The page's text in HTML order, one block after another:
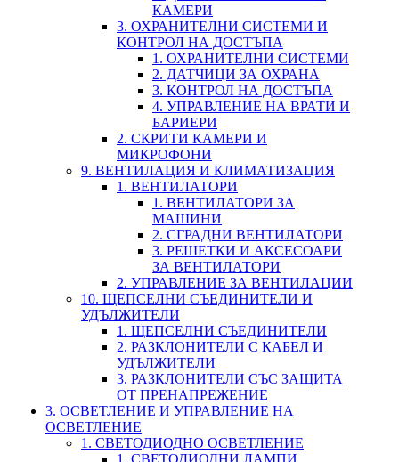
КАМЕРИ
3. ОХРАНИТЕЛНИ СИСТЕМИ И
КОНТРОЛ НА ДОСТЪПА
1. ОХРАНИТЕЛНИ СИСТЕМИ
2. ДАТЧИЦИ ЗА ОХРАНА
3. КОНТРОЛ НА ДОСТЪПА
4. УПРАВЛЕНИЕ НА ВРАТИ И
БАРИЕРИ
2. СКРИТИ КАМЕРИ И
МИКРОФОНИ
9. ВЕНТИЛАЦИЯ И КЛИМАТИЗАЦИЯ
1. ВЕНТИЛАТОРИ
1. ВЕНТИЛАТОРИ ЗА
МАШИНИ
2. СГРАДНИ ВЕНТИЛАТОРИ
3. РЕШЕТКИ И АКСЕСОАРИ
ЗА ВЕНТИЛАТОРИ
2. УПРАВЛЕНИЕ ЗА ВЕНТИЛАЦИИ
10. ЩЕПСЕЛНИ СЪЕДИНИТЕЛИ И
УДЪЛЖИТЕЛИ
1. ЩЕПСЕЛНИ СЪЕДИНИТЕЛИ
2. РАЗКЛОНИТЕЛИ С КАБЕЛ И
УДЪЛЖИТЕЛИ
3. РАЗКЛОНИТЕЛИ СЪС ЗАЩИТА
ОТ ПРЕНАПРЕЖЕНИЕ
3. ОСВЕТЛЕНИЕ И УПРАВЛЕНИЕ НА
ОСВЕТЛЕНИЕ
1. СВЕТОДИОДНО ОСВЕТЛЕНИЕ
1. СВЕТОДИОДНИ ЛАМПИ